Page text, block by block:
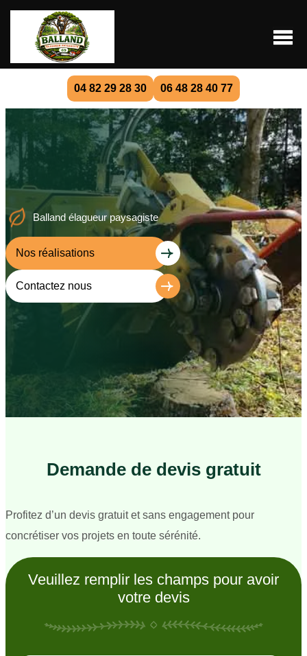
04 82 29 28 30 06 48 28 40 77
Balland élagueur paysagiste
Nos réalisations
Contactez nous
Demande de devis gratuit
Profitez d’un devis gratuit et sans engagement pour
concrétiser vos projets en toute sérénité.
Veuillez remplir les champs pour avoir
votre devis